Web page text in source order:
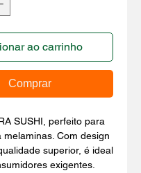
ao carrinho
Comprar
SUSHI, perfeito para
melaminas. Com design
superior, é ideal
exigentes.